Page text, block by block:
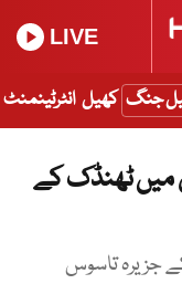
LIVE
جنگ کھیل انٹرٹینمنٹ
میں ٹھنڈک کے
جزیرہ تاسوس